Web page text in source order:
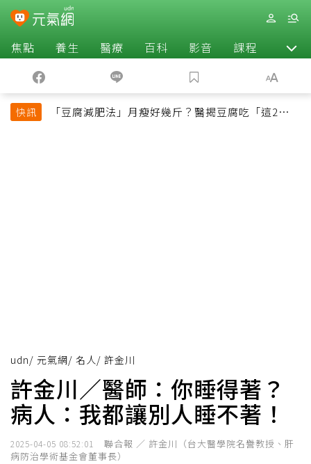
焦點 養生 醫療 百科 影音 課程 退休
快訊
「豆腐減肥法」月瘦好幾斤？醫揭豆腐吃「這2種最
udn/ 元氣網/ 名人/ 許金川
許金川／醫師：你睡得著？
病人：我都讓別人睡不著！
2025-04-05 08:52:01
聯合報 ／ 許金川（台大醫學院名譽教授、肝
病防治學術基金會董事長）